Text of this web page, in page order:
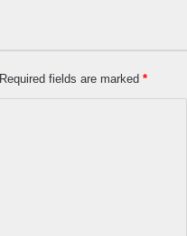
Required fields are marked *